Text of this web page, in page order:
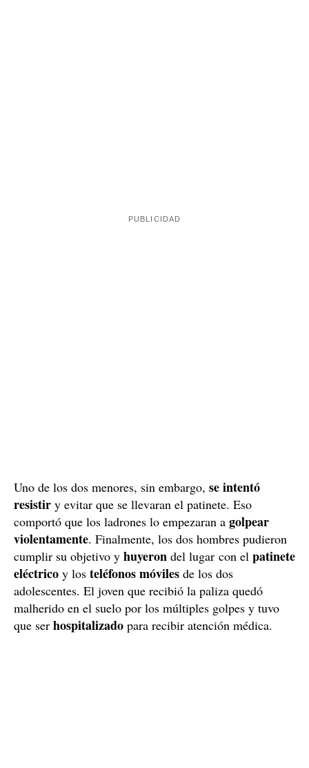
Uno de los dos menores, sin embargo, se intentó
resistir y evitar que se llevaran el patinete. Eso
comportó que los ladrones lo empezaran a golpear
violentamente. Finalmente, los dos hombres pudieron
cumplir su objetivo y huyeron del lugar con el patinete
eléctrico y los teléfonos móviles de los dos
adolescentes. El joven que recibió la paliza quedó
malherido en el suelo por los múltiples golpes y tuvo
que ser hospitalizado para recibir atención médica.